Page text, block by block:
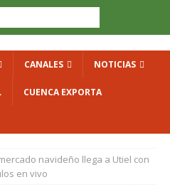
CANALES NOTICIAS
CUENCA EXPORTA
navideño llega a Utiel con
en vivo